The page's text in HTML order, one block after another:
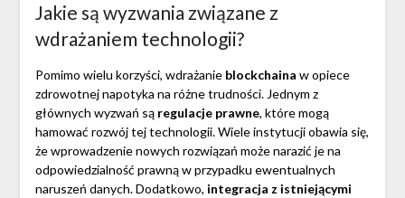
Jakie są wyzwania związane z
wdrażaniem technologii?
Pomimo wielu korzyści, wdrażanie blockchaina w opiece
zdrowotnej napotyka na różne trudności. Jednym z
głównych wyzwań są regulacje prawne, które mogą
hamować rozwój tej technologii. Wiele instytucji obawia się,
że wprowadzenie nowych rozwiązań może narazić je na
odpowiedzialność prawną w przypadku ewentualnych
naruszeń danych. Dodatkowo, integracja z istniejącymi